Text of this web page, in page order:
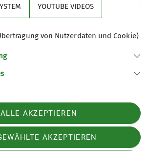
Alpenvereins e.V.
YOUTUBE VIDEOS
von Nutzerdaten und Cookie)
ALLE AKZEPTIEREN
AKZEPTIEREN